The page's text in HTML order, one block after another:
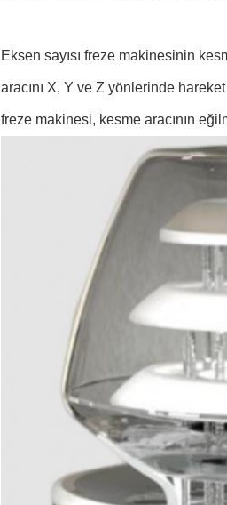
Eksen sayısı freze makinesinin
aracını X, Y ve Z yönlerinde
freze makinesi, kesme aracının